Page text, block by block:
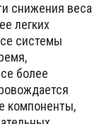
снижения веса
легких
системы
более
компоненты,